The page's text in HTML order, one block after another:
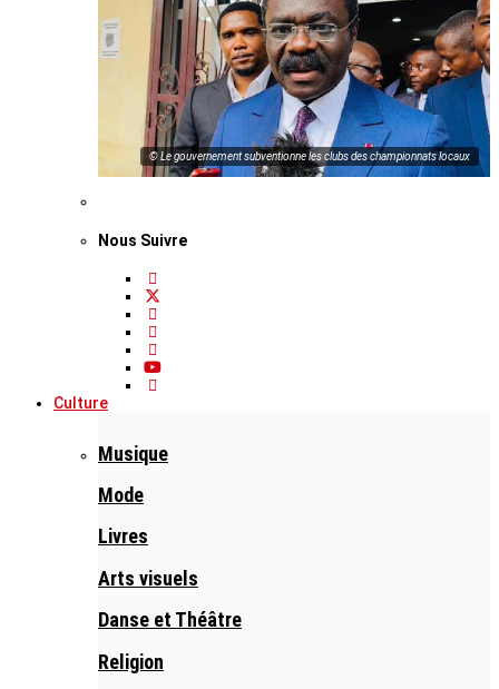
© Le gouvernement subventionne les clubs des championnats locaux
Nous Suivre
Culture
Musique
Mode
Livres
Arts visuels
Danse et Théâtre
Religion